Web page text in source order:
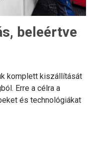
beleértve
komplett kiszállítását
Erre a célra a
és technológiákat